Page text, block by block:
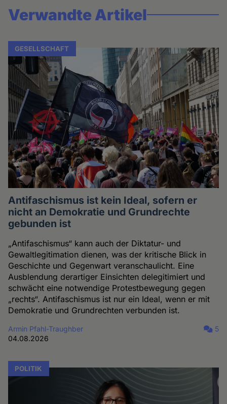
Verwandte Artikel
GESELLSCHAFT
Antifaschismus ist kein Ideal, sofern er
nicht an Demokratie und Grundrechte
gebunden ist
„Antifaschismus“ kann auch der Diktatur- und
Gewaltlegitimation dienen, was der kritische Blick in
Geschichte und Gegenwart veranschaulicht. Eine
Ausblendung derartiger Einsichten delegitimiert und
schwächt eine notwendige Protestbewegung gegen
„rechts“. Antifaschismus ist nur ein Ideal, wenn er mit
Demokratie und Grundrechten verbunden ist.
Armin Pfahl-Traughber
04.08.2026
5
POLITIK